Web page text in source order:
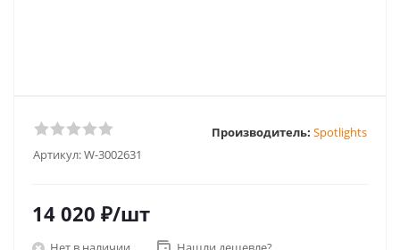
Артикул:W-3002631
Производитель: Spotlights
14 020 ₽/шт